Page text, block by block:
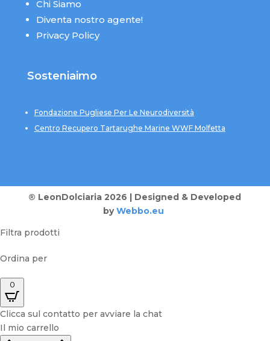
Chi Siamo
Diventa nostro agente!
Privacy Policy
Sosteniaimo
Fondazione Pugliese Per Le Neurodiversità
Centro Recupero Tartarughe Marine WWF Molfetta
® LeonDolciaria 2026 | Designed & Developed
by Webbo.eu
Filtra prodotti
Ordina per
0
Clicca sul contatto per avviare la chat
Il mio carrello